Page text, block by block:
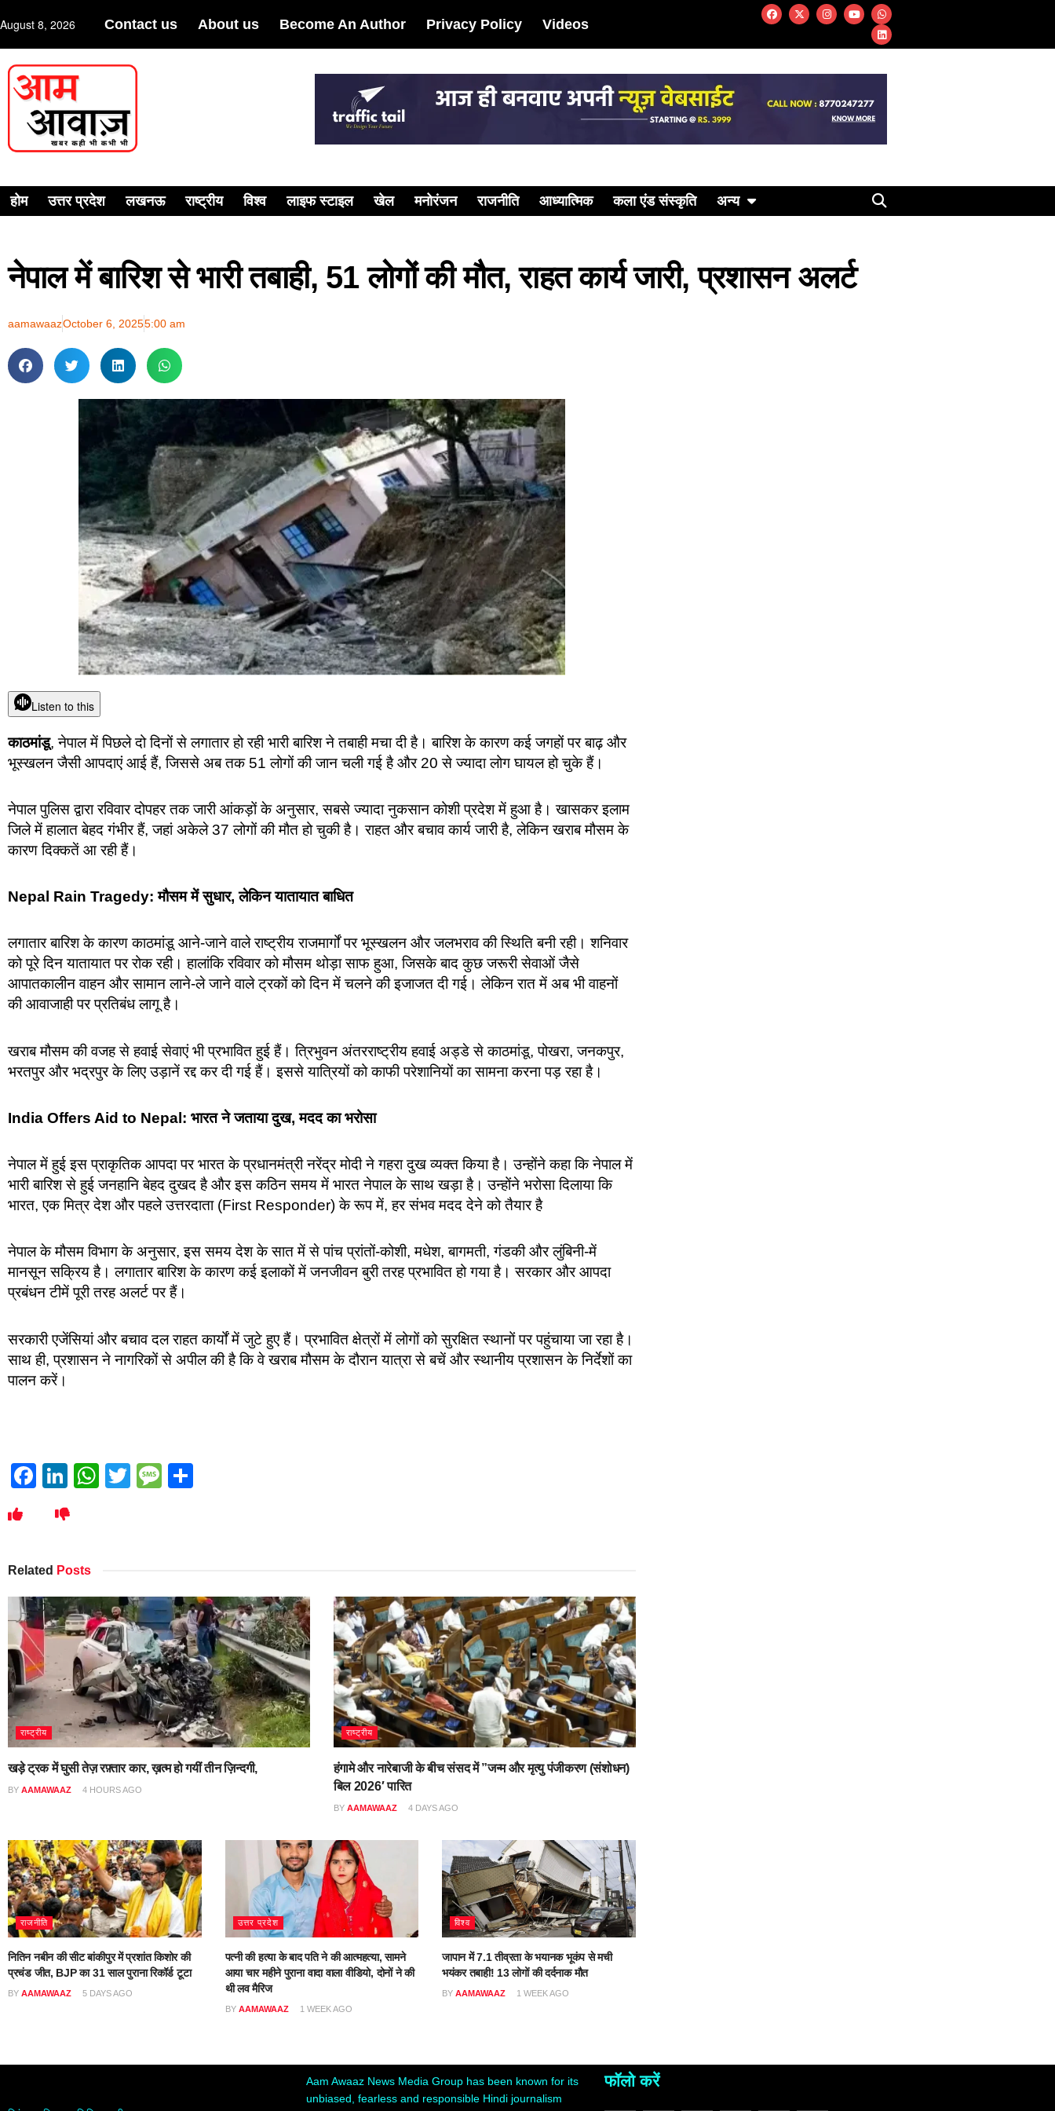
August 8, 2026 Contact us About us Become An Author Privacy Policy Videos
होम उत्तर प्रदेश लखनऊ राष्ट्रीय विश्व लाइफ स्टाइल खेल मनोरंजन राजनीति आध्यात्मिक कला एंड संस्कृति अन्य
नेपाल में बारिश से भारी तबाही, 51 लोगों की मौत, राहत कार्य जारी, प्रशासन अलर्ट
aamawaazOctober 6, 20255:00 am
Listen to this
काठमांडू, नेपाल में पिछले दो दिनों से लगातार हो रही भारी बारिश ने तबाही मचा दी है। बारिश के कारण कई जगहों पर बाढ़ और
भूस्खलन जैसी आपदाएं आई हैं, जिससे अब तक 51 लोगों की जान चली गई है और 20 से ज्यादा लोग घायल हो चुके हैं।
नेपाल पुलिस द्वारा रविवार दोपहर तक जारी आंकड़ों के अनुसार, सबसे ज्यादा नुकसान कोशी प्रदेश में हुआ है। खासकर इलाम
जिले में हालात बेहद गंभीर हैं, जहां अकेले 37 लोगों की मौत हो चुकी है। राहत और बचाव कार्य जारी है, लेकिन खराब मौसम के
कारण दिक्कतें आ रही हैं।
Nepal Rain Tragedy: मौसम में सुधार, लेकिन यातायात बाधित
लगातार बारिश के कारण काठमांडू आने-जाने वाले राष्ट्रीय राजमार्गों पर भूस्खलन और जलभराव की स्थिति बनी रही। शनिवार
को पूरे दिन यातायात पर रोक रही। हालांकि रविवार को मौसम थोड़ा साफ हुआ, जिसके बाद कुछ जरूरी सेवाओं जैसे
आपातकालीन वाहन और सामान लाने-ले जाने वाले ट्रकों को दिन में चलने की इजाजत दी गई। लेकिन रात में अब भी वाहनों
की आवाजाही पर प्रतिबंध लागू है।
खराब मौसम की वजह से हवाई सेवाएं भी प्रभावित हुई हैं। त्रिभुवन अंतरराष्ट्रीय हवाई अड्डे से काठमांडू, पोखरा, जनकपुर,
भरतपुर और भद्रपुर के लिए उड़ानें रद्द कर दी गई हैं। इससे यात्रियों को काफी परेशानियों का सामना करना पड़ रहा है।
India Offers Aid to Nepal: भारत ने जताया दुख, मदद का भरोसा
नेपाल में हुई इस प्राकृतिक आपदा पर भारत के प्रधानमंत्री नरेंद्र मोदी ने गहरा दुख व्यक्त किया है। उन्होंने कहा कि नेपाल में
भारी बारिश से हुई जनहानि बेहद दुखद है और इस कठिन समय में भारत नेपाल के साथ खड़ा है। उन्होंने भरोसा दिलाया कि
भारत, एक मित्र देश और पहले उत्तरदाता (First Responder) के रूप में, हर संभव मदद देने को तैयार है
नेपाल के मौसम विभाग के अनुसार, इस समय देश के सात में से पांच प्रांतों-कोशी, मधेश, बागमती, गंडकी और लुंबिनी-में
मानसून सक्रिय है। लगातार बारिश के कारण कई इलाकों में जनजीवन बुरी तरह प्रभावित हो गया है। सरकार और आपदा
प्रबंधन टीमें पूरी तरह अलर्ट पर हैं।
सरकारी एजेंसियां और बचाव दल राहत कार्यों में जुटे हुए हैं। प्रभावित क्षेत्रों में लोगों को सुरक्षित स्थानों पर पहुंचाया जा रहा है।
साथ ही, प्रशासन ने नागरिकों से अपील की है कि वे खराब मौसम के दौरान यात्रा से बचें और स्थानीय प्रशासन के निर्देशों का
पालन करें।
Facebook
LinkedIn
WhatsApp
TwitterMessage
Related Posts
राष्ट्रीय
खड़े ट्रक में घुसी तेज़ रफ़्तार कार, ख़त्म हो गयीं तीन ज़िन्दगी,
BY AAMAWAAZ 4 HOURS AGO
राष्ट्रीय
हंगामे और नारेबाजी के बीच संसद में ”जन्म और मृत्यु पंजीकरण (संशोधन)
बिल 2026′ पारित
BY AAMAWAAZ 4 DAYS AGO
राजनीति
नितिन नबीन की सीट बांकीपुर में प्रशांत किशोर की
प्रचंड जीत, BJP का 31 साल पुराना रिकॉर्ड टूटा
BY AAMAWAAZ 5 DAYS AGO
उत्तर प्रदेश
पत्नी की हत्या के बाद पति ने की आत्महत्या, सामने
आया चार महीने पुराना वादा वाला वीडियो, दोनों ने की
थी लव मैरिज
BY AAMAWAAZ 1 WEEK AGO
विश्व
जापान में 7.1 तीव्रता के भयानक भूकंप से मची
भयंकर तबाही! 13 लोगों की दर्दनाक मौत
BY AAMAWAAZ 1 WEEK AGO
Aam Awaaz News Media Group has been known for its
unbiased, fearless and responsible Hindi journalism
फॉलो करें